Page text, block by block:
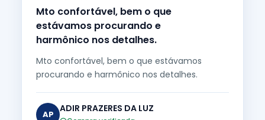
Mto confortável, bem o que
estávamos procurando e
harmônico nos detalhes.
Mto confortável, bem o que estávamos
procurando e harmônico nos detalhes.
AP
ADIR PRAZERES DA LUZ